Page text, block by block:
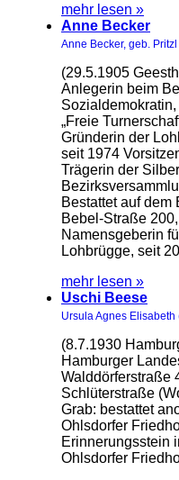
mehr lesen »
Anne Becker
Anne Becker, geb. Pritzl
(29.5.1905
Anlegerin beim
„Freie
Gründerin der
seit 1974
Trägerin der
Bestattet auf dem
Bebel-Straße
Namensgeberin
Lohbrügge, seit
mehr lesen »
Uschi Beese
Ursula Agnes
(8.7.1930
Hamburger
Walddörferstraße
Schlüterstraße
Grab: bestattet
Ohlsdorfer
Erinnerungsstein
Ohlsdorfer